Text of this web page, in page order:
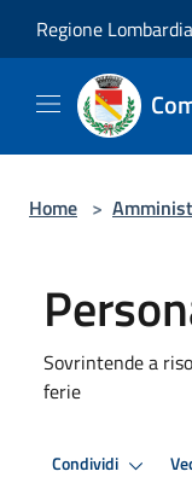
Regione Lombardia
Home >
Sovrintende a
ferie
Condividi